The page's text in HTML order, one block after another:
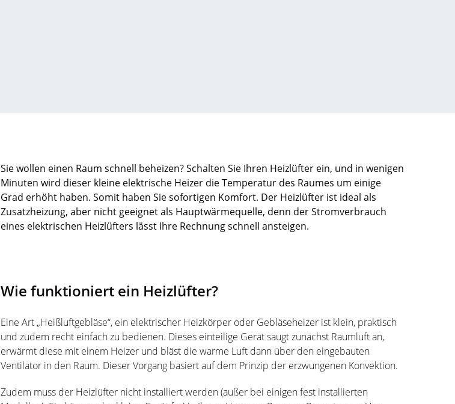
Sie wollen einen Raum schnell beheizen? Schalten Sie Ihren Heizlüfter ein, und in wenigen
Minuten wird dieser kleine elektrische Heizer die Temperatur des Raumes um einige
Grad erhöht haben. Somit haben Sie sofortigen Komfort. Der Heizlüfter ist ideal als
Zusatzheizung, aber nicht geeignet als Hauptwärmequelle, denn der Stromverbrauch
eines elektrischen Heizlüfters lässt Ihre Rechnung schnell ansteigen.
Wie funktioniert ein Heizlüfter?
Eine Art „Heißluftgebläse“, ein elektrischer Heizkörper oder Gebläseheizer ist klein, praktisch
und zudem recht einfach zu bedienen. Dieses einteilige Gerät saugt zunächst Raumluft an,
erwärmt diese mit einem Heizer und bläst die warme Luft dann über den eingebauten
Ventilator in den Raum. Dieser Vorgang basiert auf dem Prinzip der erzwungenen Konvektion.
Zudem muss der Heizlüfter nicht installiert werden (außer bei einigen fest installierten